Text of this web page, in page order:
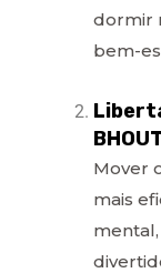
dormir
bem-
Mover
mais